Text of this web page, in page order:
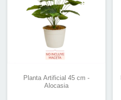
Planta Artificial 45 cm -
Alocasia